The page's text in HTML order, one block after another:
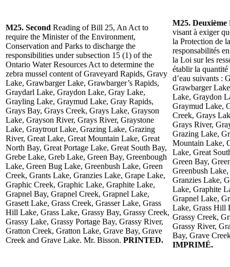
M25. Second Reading of Bill 25, An Act to
require the Minister of the Environment,
Conservation and Parks to discharge the
responsibilities under subsection 15 (1) of the
Ontario Water Resources Act to determine the
zebra mussel content of Graveyard Rapids, Gravy
Lake, Grawbarger Lake, Grawbarger’s Rapids,
Graydarl Lake, Graydon Lake, Gray Lake,
Grayling Lake, Graymud Lake, Gray Rapids,
Grays Bay, Grays Creek, Grays Lake, Grayson
Lake, Grayson River, Grays River, Graystone
Lake, Graytrout Lake, Grazing Lake, Grazing
River, Great Lake, Great Mountain Lake, Great
North Bay, Great Portage Lake, Great South Bay,
Grebe Lake, Greb Lake, Green Bay, Greenbough
Lake, Green Bug Lake, Greenbush Lake, Green
Creek, Grants Lake, Granzies Lake, Grape Lake,
Graphic Creek, Graphic Lake, Graphite Lake,
Grapnel Bay, Grapnel Creek, Grapnel Lake,
Grasett Lake, Grass Creek, Grasser Lake, Grass
Hill Lake, Grass Lake, Grassy Bay, Grassy Creek,
Grassy Lake, Grassy Portage Bay, Grassy River,
Gratton Creek, Gratton Lake, Grave Bay, Grave
Creek and Grave Lake. Mr. Bisson. PRINTED.
M25. Deuxième
visant à exiger
la Protection de
responsabilités
la Loi sur les
établir la quantité
d’eau suivants :
Grawbarger
Lake, Graydon
Graymud Lake,
Creek, Grays
Grays River,
Grazing Lake,
Mountain Lake,
Lake, Great
Green Bay,
Greenbush
Granzies Lake,
Lake, Graphite
Grapnel Lake,
Lake, Grass Hill
Grassy Creek,
Grassy River,
Bay, Grave
IMPRIMÉ.